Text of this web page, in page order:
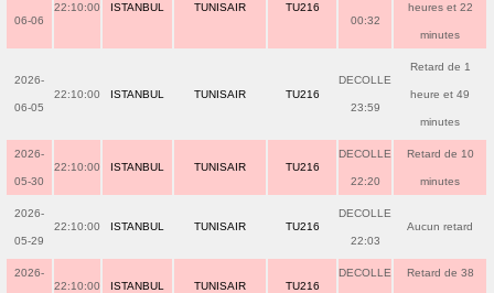
06-06
22:10:00 ISTANBUL TUNISAIR TU216
00:32
heures et 22
minutes
2026-
06-05
22:10:00 ISTANBUL TUNISAIR TU216
DECOLLE
23:59
Retard de 1
heure et 49
minutes
2026-
05-30
22:10:00 ISTANBUL TUNISAIR TU216
DECOLLE
22:20
Retard de 10
minutes
2026-
05-29
22:10:00 ISTANBUL TUNISAIR TU216
DECOLLE
22:03
Aucun retard
2026-
22:10:00 ISTANBUL TUNISAIR TU216
DECOLLE Retard de 38